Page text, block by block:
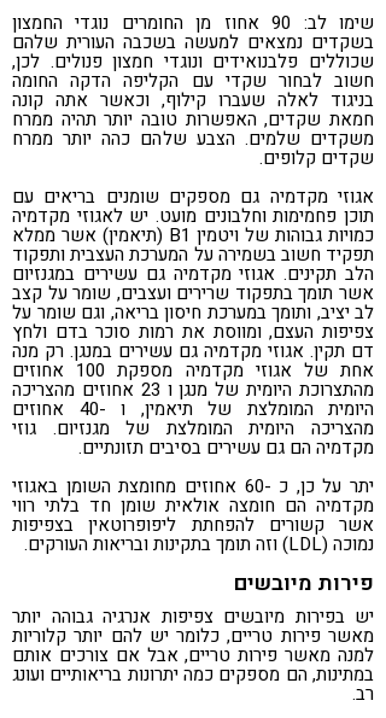
שימו לב: 90 אחוז מן החומרים נוגדי החמצון
בשקדים נמצאים למעשה בשכבה העורית שלהם
שכוללים פלבנואידים ונוגדי חמצון פנולים. לכן,
חשוב לבחור שקדי עם הקליפה הדקה החומה
בניגוד לאלה שעברו קילוף, וכאשר אתה קונה
חמאת שקדים, האפשרות טובה יותר תהיה ממרח
משקדים שלמים. הצבע שלהם כהה יותר ממרח
שקדים קלופים.
אגוזי מקדמיה גם מספקים שומנים בריאים עם
תוכן פחמימות וחלבונים מועט. יש לאגוזי מקדמיה
כמויות גבוהות של ויטמין B1 (תיאמין) אשר ממלא
תפקיד חשוב בשמירה על המערכת העצבית ותפקוד
הלב תקינים. אגוזי מקדמיה גם עשירים במגנזיום
אשר תומך בתפקוד שרירים ועצבים, שומר על קצב
לב יציב, ותומך במערכת חיסון בריאה, וגם שומר על
צפיפות העצם, ומווסת את רמות סוכר בדם ולחץ
דם תקין. אגוזי מקדמיה גם עשירים במנגן. רק מנה
אחת של אגוזי מקדמיה מספקת 100 אחוזים
מהתצרוכת היומית של מנגן ו 23 אחוזים מהצריכה
היומית המומלצת של תיאמין, ו -40 אחוזים
מהצריכה היומית המומלצת של מגנזיום. גוזי
מקדמיה הם גם עשירים בסיבים תזונתיים.
יתר על כן, כ -60 אחוזים מחומצת השומן באגוזי
מקדמיה הם חומצה אולאית שומן חד בלתי רווי
אשר קשורים להפחתת ליפופרוטאין בצפיפות
נמוכה (LDL) וזה תומך בתקינות ובריאות העורקים.
פירות מיובשים
יש בפירות מיובשים צפיפות אנרגיה גבוהה יותר
מאשר פירות טריים, כלומר יש להם יותר קלוריות
למנה מאשר פירות טריים, אבל אם צורכים אותם
במתינות, הם מספקים כמה יתרונות בריאותיים ועונג
רב.